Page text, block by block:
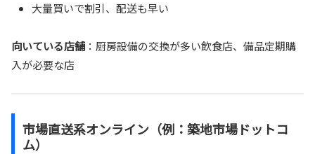
大量買いで割引、配送も早い
向いている店舗 ：厨房設備の交換が多い飲食店、備品定期購
入が必要な店
市場直送系オンライン（例：築地市場ドットコ
ム）